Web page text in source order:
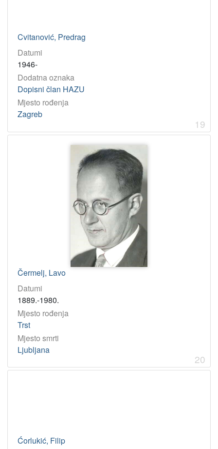
Cvitanović, Predrag
Datumi
1946-
Dodatna oznaka
Dopisni član HAZU
Mjesto rođenja
Zagreb
19
Čermelj, Lavo
Datumi
1889.-1980.
Mjesto rođenja
Trst
Mjesto smrti
Ljubljana
20
Ćorlukić, Filip